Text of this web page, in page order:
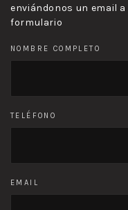
enviándonos un email a
formulario
NOMBRE COMPLETO
TELÉFONO
EMAIL